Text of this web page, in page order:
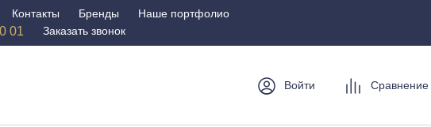
Контакты Бренды Наше портфолио
01 Заказать звонок
Войти Сравнение